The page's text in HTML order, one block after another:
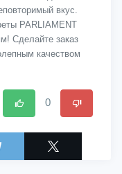
вкус.
PARLIAMENT
Сделайте заказ
качеством
0